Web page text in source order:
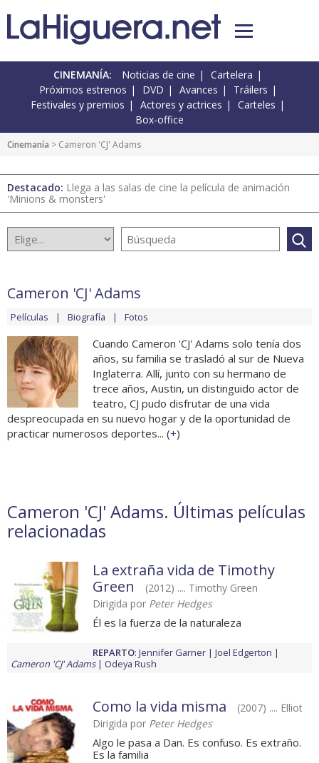
CINEMANÍA: Noticias de cine
Cartelera
Próximos estrenos
DVD Avances
Tráilers
Festivales y premios
Actores y actrices
Carteles
Box-office
Cinemanía > Cameron 'CJ' Adams
Destacado: Llega a las salas de cine la película de animación
'Minions & monsters'
Cameron 'CJ' Adams
Películas Biografía Fotos
Cuando Cameron 'CJ' Adams solo tenía dos
años, su familia se trasladó al sur de Nueva
Inglaterra. Allí, junto con su hermano de
trece años, Austin, un distinguido actor de
teatro, CJ pudo disfrutar de una vida
despreocupada en su nuevo hogar y de la oportunidad de
practicar numerosos deportes... (+)
Cameron 'CJ' Adams. Últimas películas
relacionadas
La extraña vida de Timothy
Green
(2012) .... Timothy Green
Dirigida por Peter Hedges
Él es la fuerza de la naturaleza
REPARTO: Jennifer Garner
Joel Edgerton
Cameron 'CJ' Adams
Odeya Rush
Como la vida misma
(2007) .... Elliot
Dirigida por Peter Hedges
Algo le pasa a Dan. Es confuso. Es extraño.
Es la familia